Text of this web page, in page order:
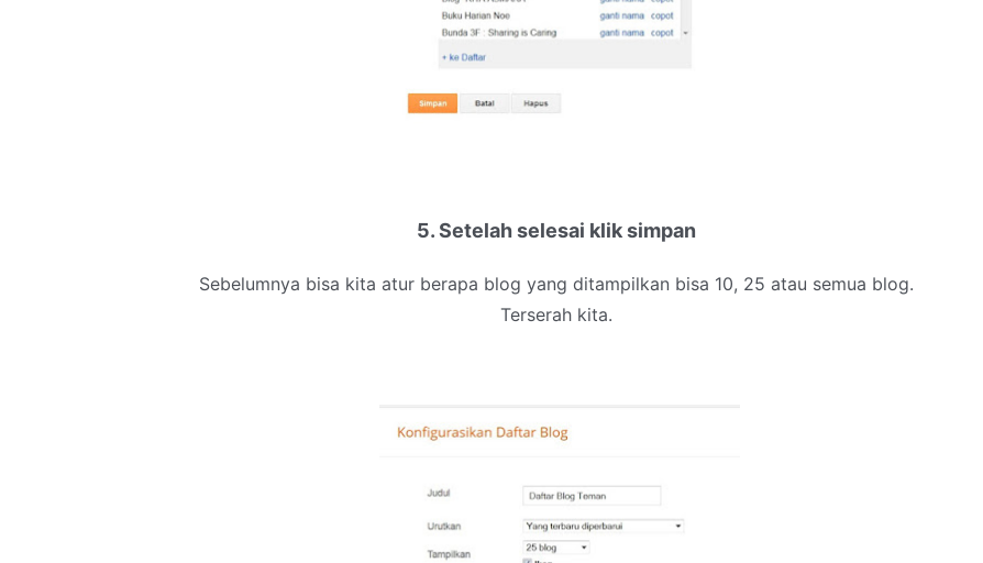
5. Setelah selesai klik simpan
Sebelumnya bisa kita atur berapa blog yang ditampilkan bisa 10, 25 atau semua blog.
Terserah kita.